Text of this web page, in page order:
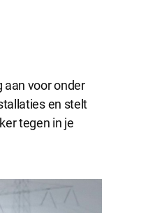
dat de
aan voor onder
en stelt
tegen in je